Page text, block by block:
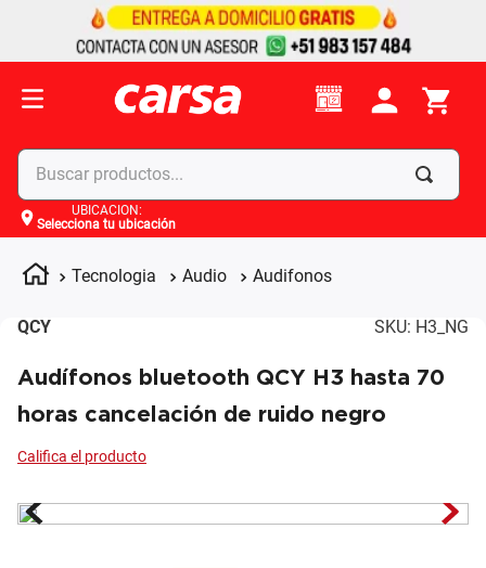
Buscar productos...
UBICACIÓN:
Selecciona tu ubicación
Tecnologia Audio Audifonos
QCY SKU: H3_NG
Audífonos bluetooth QCY H3 hasta 70
horas cancelación de ruido negro
Términos más buscados
celulares
4. apple